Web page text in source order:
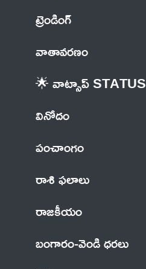
ట్రెండింగ్
వాతావరణం
🌟 వాట్సాప్ STATUS
వినోదం
పంచాంగం
రాశి ఫలాలు
రాజకీయం
బంగారం-వెండి ధరలు